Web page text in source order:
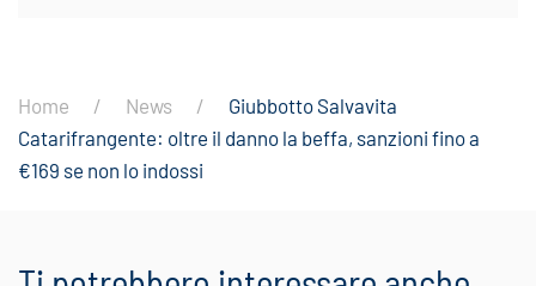
Home News
Giubbotto Salvavita
Catarifrangente: oltre il danno la beffa, sanzioni fino a
€169 se non lo indossi